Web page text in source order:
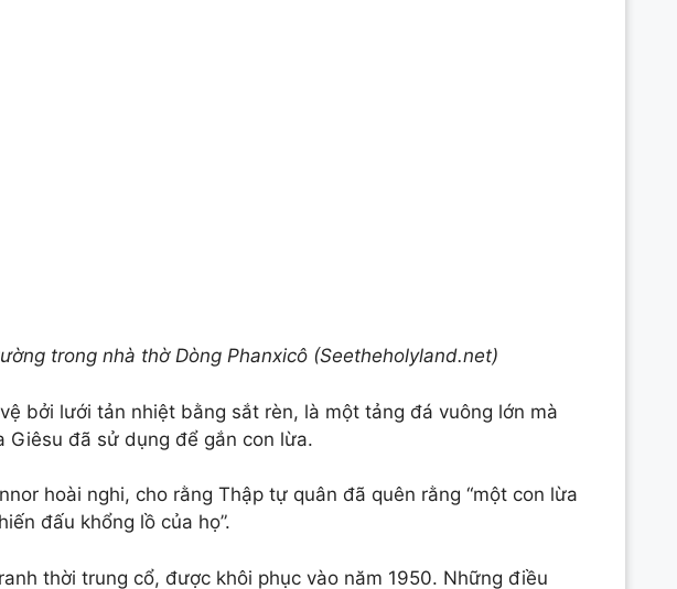
trong nhà thờ Dòng Phanxicô (Seetheholyland.net)
bởi lưới tản nhiệt bằng sắt rèn, là một tảng đá vuông lớn mà
Giêsu đã sử dụng để gắn con lừa.
hoài nghi, cho rằng Thập tự quân đã quên rằng “một con lừa
đấu khổng lồ của họ”.
thời trung cổ, được khôi phục vào năm 1950. Những điều